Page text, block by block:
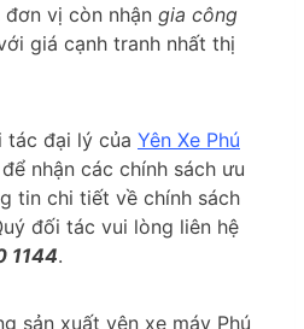
đơn vị còn nhận gia công
giá cạnh tranh nhất thị
đại lý của Yên Xe Phú
nhận các chính sách ưu
tin chi tiết về chính sách
đối tác vui lòng liên hệ
1144.